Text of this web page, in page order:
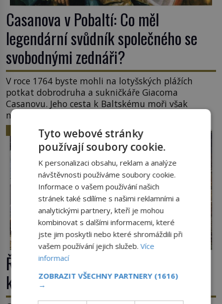
Casanova v Pobaltí: Co měl
legendární svůdník společného se
svobodnými zednáři?
V roce 1764 byste mohli na lotyšských plážích
potkat dobrodruha a sukničkáře Giacoma
Casanovu. Jeho cesta k Baltskému moři však
nebyla turistickým výletem, ale ryze pracovní
cestou se zištnými úmysly. Jaký cíl Casanova
sledoval, když se například procházel uličkami
lotyšské Rigy? Casanova v Pobaltí kontaktoval
tamní zednářské lóže. Nebyl v této oblasti žádným
nováčkem, protože do zednářské […]
HISTORIE
Římské ghetto: Místo, kam papež
kamenem dohodil
Tyto webové stránky
používají soubory cookie.
K personalizaci obsahu, reklam a analýze
návštěvnosti používáme soubory cookie.
Informace o vašem používání našich
stránek také sdílíme s našimi reklamními a
analytickými partnery, kteří je mohou
kombinovat s dalšími informacemi, které
jste jim poskytli nebo které shromáždili při
vašem používání jejich služeb.Více
informací
ZOBRAZIT VŠECHNY PARTNERY (1616)
→